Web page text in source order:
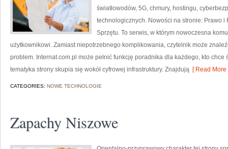
światłowodów, 5G, chmury, hostingu,
technologicznych. Nowości na stronie: Prawo
Sprzętu. To serwis, w którym nowoczesna
użytkownikowi. Zamiast niepotrzebnego komplikowania, czytelnik może
problem. Internat.com.pl może pełnić funkcję poradnika dla każdego, kto chce
tematyka strony skupia się wokół cyfrowej infrastruktury. Znajdują [ Read More
CATEGORIES: NOWE TECHNOLOGIE
Zapachy Niszowe